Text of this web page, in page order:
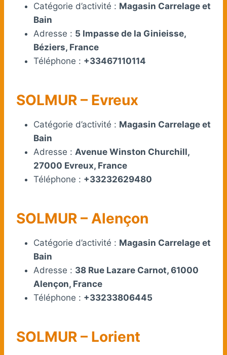
Catégorie d’activité : Magasin Carrelage et
Bain
Adresse : 5 Impasse de la Ginieisse,
Béziers, France
Téléphone : +33467110114
SOLMUR – Evreux
Catégorie d’activité : Magasin Carrelage et
Bain
Adresse : Avenue Winston Churchill,
27000 Evreux, France
Téléphone : +33232629480
SOLMUR – Alençon
Catégorie d’activité : Magasin Carrelage et
Bain
Adresse : 38 Rue Lazare Carnot, 61000
Alençon, France
Téléphone : +33233806445
SOLMUR – Lorient